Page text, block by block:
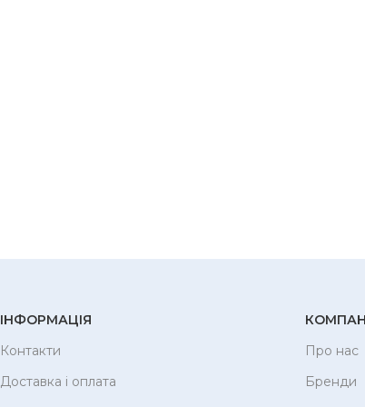
ІНФОРМАЦІЯ
Контакти
Доставка і оплата
Про нас
Бренди